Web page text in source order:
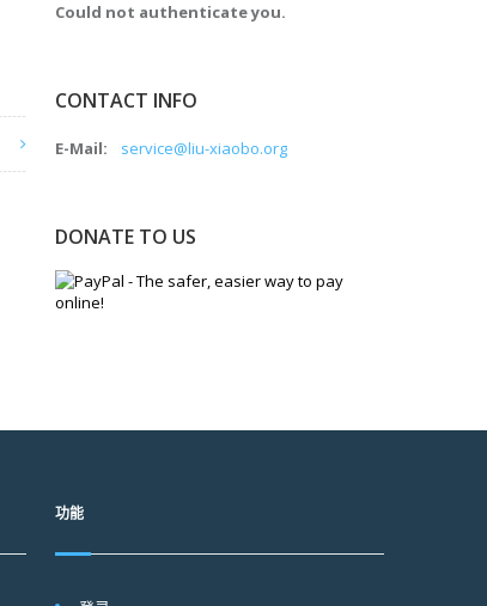
Could not authenticate you.
CONTACT INFO
E-Mail: service@liu-xiaobo.org
DONATE TO US
功能